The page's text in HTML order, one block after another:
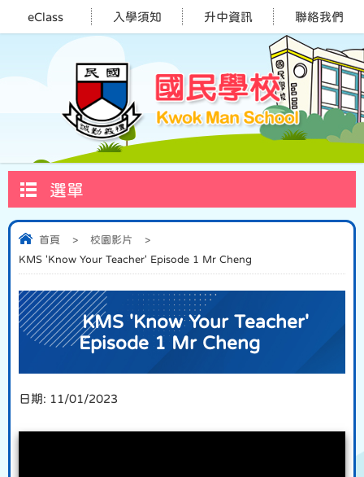
eClass 入學須知 升中資訊 聯絡我們
選單
首頁 > 校園影片
>
KMS 'Know Your Teacher' Episode 1 Mr Cheng
KMS 'Know Your Teacher'
Episode 1 Mr Cheng
日期: 11/01/2023